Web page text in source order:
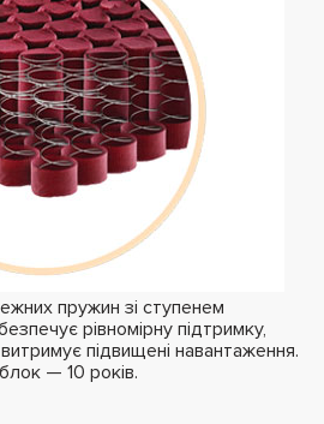
пружин зі ступенем
рівномірну підтримку,
підвищені навантаження.
— 10 років.